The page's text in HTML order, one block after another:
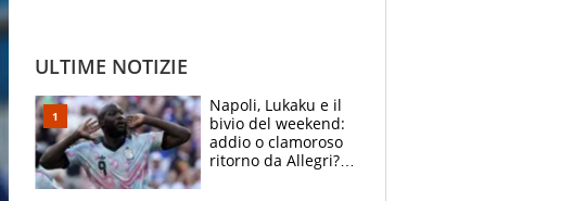
ULTIME NOTIZIE
Napoli, Lukaku e il
bivio del weekend:
addio o clamoroso
ritorno da Allegri?